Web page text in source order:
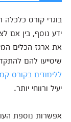
בוגרי קורס כלכלה
ידע נוסף, בין אם
את ארגז הכלים
שיסייעו להם
ללימודים בקורס
יעיל ורווחי יותר.
אפשרות נוספת